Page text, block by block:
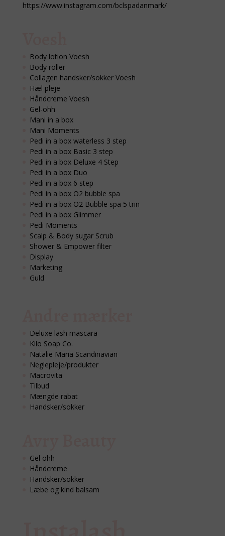
https://www.instagram.com/bclspadanmark/
Body lotion Voesh
Body roller
Collagen handsker/sokker Voesh
Hæl pleje
Håndcreme Voesh
Gel-ohh
Mani in a box
Mani Moments
Pedi in a box waterless 3 step
Pedi in a box Basic 3 step
Pedi in a box Deluxe 4 Step
Pedi in a box Duo
Pedi in a box 6 step
Pedi in a box O2 bubble spa
Pedi in a box O2 Bubble spa 5 trin
Pedi in a box Glimmer
Pedi Moments
Scalp & Body sugar Scrub
Shower & Empower filter
Display
Marketing
Guld
Deluxe lash mascara
Kilo Soap Co.
Natalie Maria Scandinavian
Neglepleje/produkter
Macrovita
Tilbud
Mængde rabat
Handsker/sokker
Gel ohh
Håndcreme
Handsker/sokker
Læbe og kind balsam